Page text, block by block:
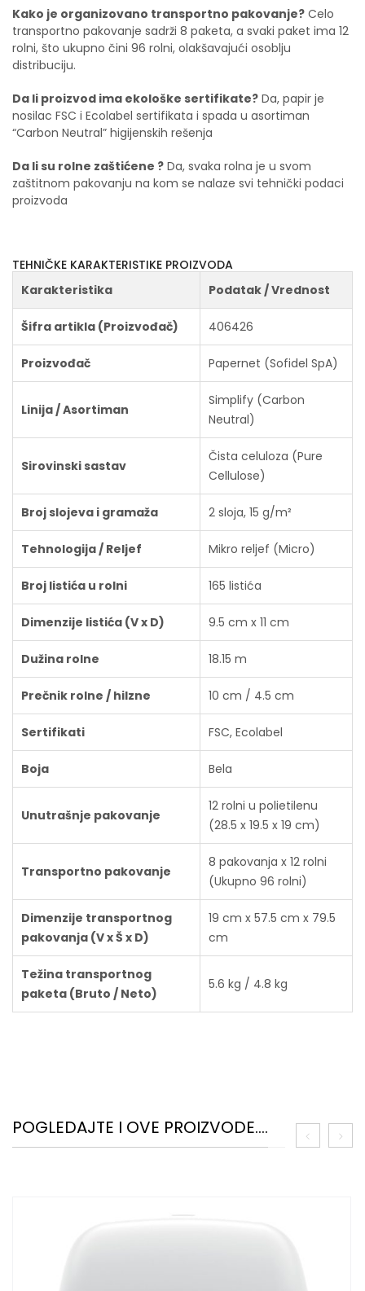
Kako je organizovano transportno pakovanje? Celo
transportno pakovanje sadrži 8 paketa, a svaki paket ima 12
rolni, što ukupno čini 96 rolni, olakšavajući osoblju
distribuciju.
Da li proizvod ima ekološke sertifikate? Da, papir je
nosilac FSC i Ecolabel sertifikata i spada u asortiman
“Carbon Neutral” higijenskih rešenja
Da li su rolne zaštićene ? Da, svaka rolna je u svom
zaštitnom pakovanju na kom se nalaze svi tehnički podaci
proizvoda
TEHNIČKE KARAKTERISTIKE PROIZVODA
Karakteristika
Podatak / Vrednost
Šifra artikla (Proizvođač) 406426
Proizvođač Papernet (Sofidel SpA)
Linija / Asortiman
Simplify (Carbon
Neutral)
Sirovinski sastav
Čista celuloza (Pure
Cellulose)
Broj slojeva i gramaža 2 sloja, 15 g/m²
Tehnologija / Reljef Mikro reljef (Micro)
Broj listića u rolni 165 listića
Dimenzije listića (V x D) 9.5 cm x 11 cm
Dužina rolne 18.15 m
Prečnik rolne / hilzne 10 cm / 4.5 cm
Sertifikati FSC, Ecolabel
Boja Bela
Unutrašnje pakovanje
12 rolni u polietilenu
(28.5 x 19.5 x 19 cm)
Transportno pakovanje
8 pakovanja x 12 rolni
(Ukupno 96 rolni)
Dimenzije transportnog
pakovanja (V x Š x D)
19 cm x 57.5 cm x 79.5
cm
Težina transportnog
paketa (Bruto / Neto)
5.6 kg / 4.8 kg
POGLEDAJTE I OVE PROIZVODE....